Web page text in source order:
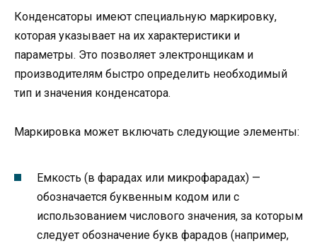
Конденсаторы имеют специальную маркировку,
которая указывает на их характеристики и
параметры. Это позволяет электронщикам и
производителям быстро определить необходимый
тип и значения конденсатора.
Маркировка может включать следующие элементы:
Емкость (в фарадах или микрофарадах) —
обозначается буквенным кодом или с
использованием числового значения, за которым
следует обозначение букв фарадов (например,